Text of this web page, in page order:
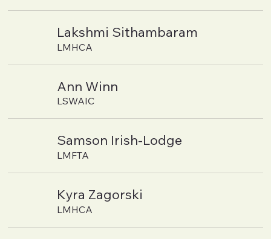
Lakshmi Sithambaram
LMHCA
Ann Winn
LSWAIC
Samson Irish-Lodge
LMFTA
Kyra Zagorski
LMHCA